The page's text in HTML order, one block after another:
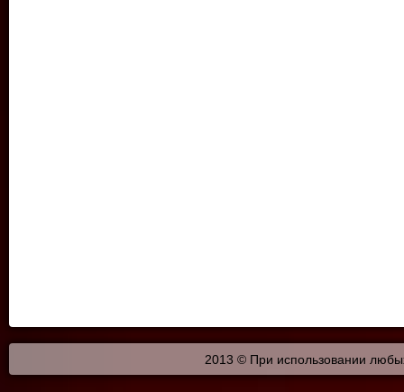
2013 © При использовании